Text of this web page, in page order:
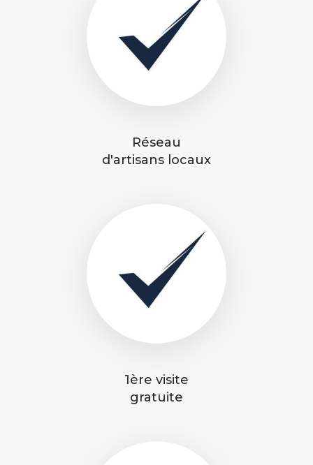
Réseau
d'artisans locaux
1ère visite
gratuite